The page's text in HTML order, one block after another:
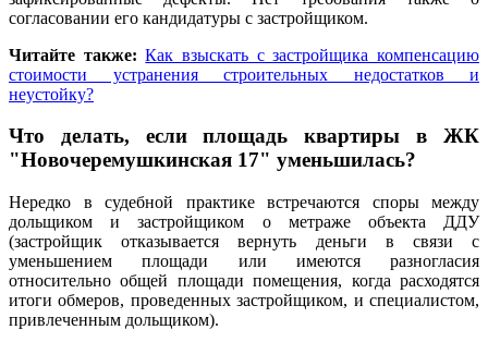
согласовании его кандидатуры с застройщиком.
Читайте также: Как взыскать с застройщика компенсацию
стоимости устранения строительных недостатков и
неустойку?
Что делать, если площадь квартиры в ЖК
"Новочеремушкинская 17" уменьшилась?
Нередко в судебной практике встречаются споры между
дольщиком и застройщиком о метраже объекта ДДУ
(застройщик отказывается вернуть деньги в связи с
уменьшением площади или имеются разногласия
относительно общей площади помещения, когда расходятся
итоги обмеров, проведенных застройщиком, и специалистом,
привлеченным дольщиком).